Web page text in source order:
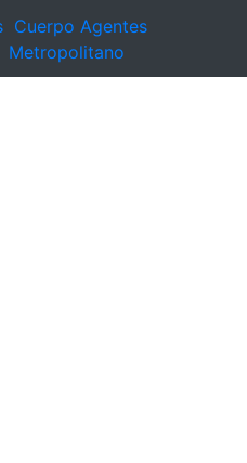
Cuerpo Agentes
Metropolitano